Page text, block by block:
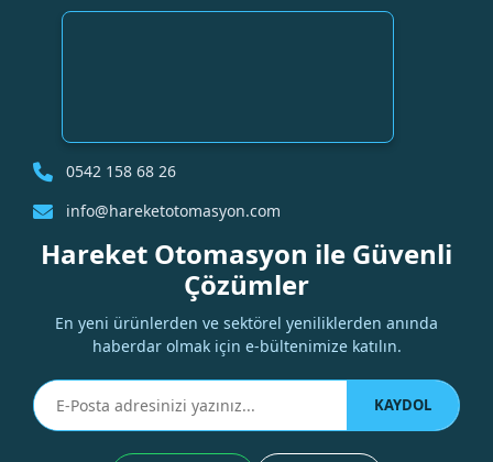
0542 158 68 26
info@hareketotomasyon.com
Hareket Otomasyon ile Güvenli
Çözümler
En yeni ürünlerden ve sektörel yeniliklerden anında
haberdar olmak için e-bültenimize katılın.
KAYDOL